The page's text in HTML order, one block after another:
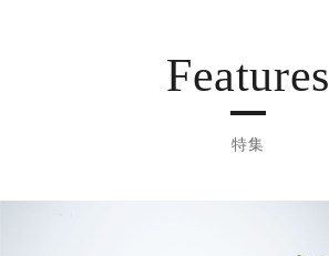
Features
特集